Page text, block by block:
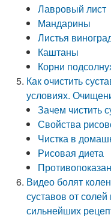
Лавровый лист
Мандарины
Листья
Каштаны
Корни
Как очистить
условиях.
Зачем чистить
Свойства
Чистка в
Рисовая диета
Видео болят
суставов от
сильнейших